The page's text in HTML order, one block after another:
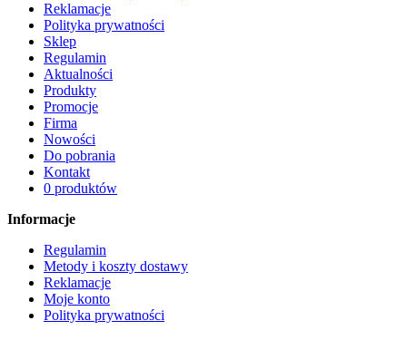
Reklamacje
Polityka prywatności
Sklep
Regulamin
Aktualności
Produkty
Promocje
Firma
Nowości
Do pobrania
Kontakt
0 produktów
Informacje
Regulamin
Metody i koszty dostawy
Reklamacje
Moje konto
Polityka prywatności